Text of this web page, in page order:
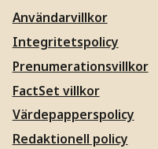
Användarvillkor
Integritetspolicy
Prenumerationsvillkor
FactSet villkor
Värdepapperspolicy
Redaktionell policy